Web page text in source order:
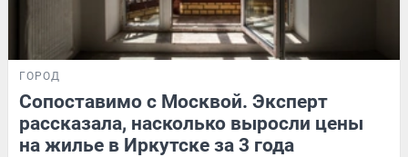
ГОРОД
Сопоставимо с Москвой. Эксперт
рассказала, насколько выросли цены
на жилье в Иркутске за 3 года